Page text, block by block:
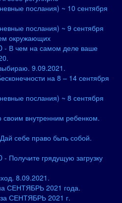
послания) ~ 10 сентября
послания) ~ 9 сентября
окружающих
- В чем на самом деле ваше
9.09.2021.
на 8 – 14 сентября
послания) ~ 8 сентября
внутренним ребенком.
себе право быть собой.
- Получите грядущую загрузку
8.09.2021.
СЕНТЯБРЬ 2021 года.
СЕНТЯБРЬ 2021 г.